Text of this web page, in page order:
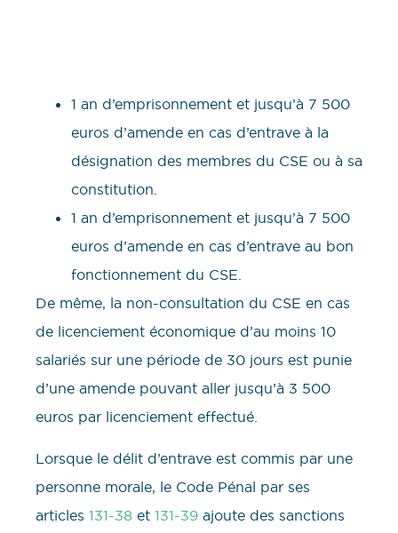
1 an d’emprisonnement et jusqu’à 7 500
euros d’amende en cas d’entrave à la
désignation des membres du CSE ou à sa
constitution.
1 an d’emprisonnement et jusqu’à 7 500
euros d’amende en cas d’entrave au bon
fonctionnement du CSE.
De même, la non-consultation du CSE en cas
de licenciement économique d’au moins 10
salariés sur une période de 30 jours est punie
d’une amende pouvant aller jusqu’à 3 500
euros par licenciement effectué.
Lorsque le délit d’entrave est commis par une
personne morale, le Code Pénal par ses
articles 131-38 et 131-39 ajoute des sanctions